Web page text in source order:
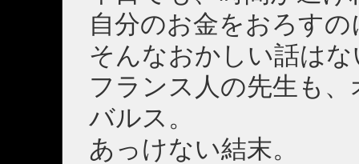
自分のお金をおろす
そんなおかしい話はな
フランス人の先生も
バルス。
あっけない結末。